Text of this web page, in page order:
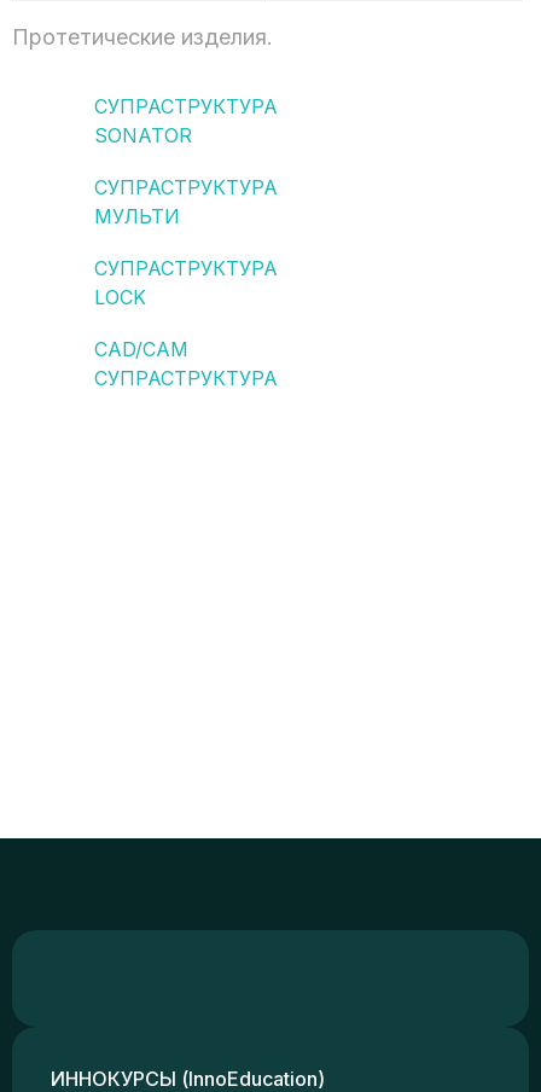
Протетические изделия.
СУПРАСТРУКТУРА
SONATOR
СУПРАСТРУКТУРА
МУЛЬТИ
СУПРАСТРУКТУРА
LOCK
CAD/CAM
СУПРАСТРУКТУРА
ИННОКУРСЫ (InnoEducation)